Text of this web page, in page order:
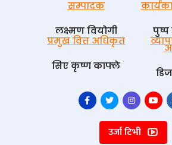
सम्पादक
लक्ष्मण वियोगी
पुष्प
प्रमुख वित्त अधिकृत
सिए कृष्ण काफ्ले
उर्जा टिभी